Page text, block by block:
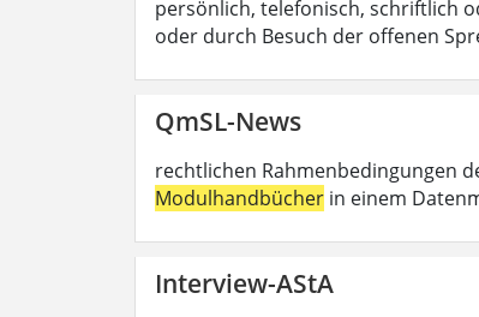
persönlich, telefonisch, schriftlich
oder durch Besuch der offenen
QmSL-News
rechtlichen Rahmenbedingungen
Modulhandbücher in einem
Interview-AStA